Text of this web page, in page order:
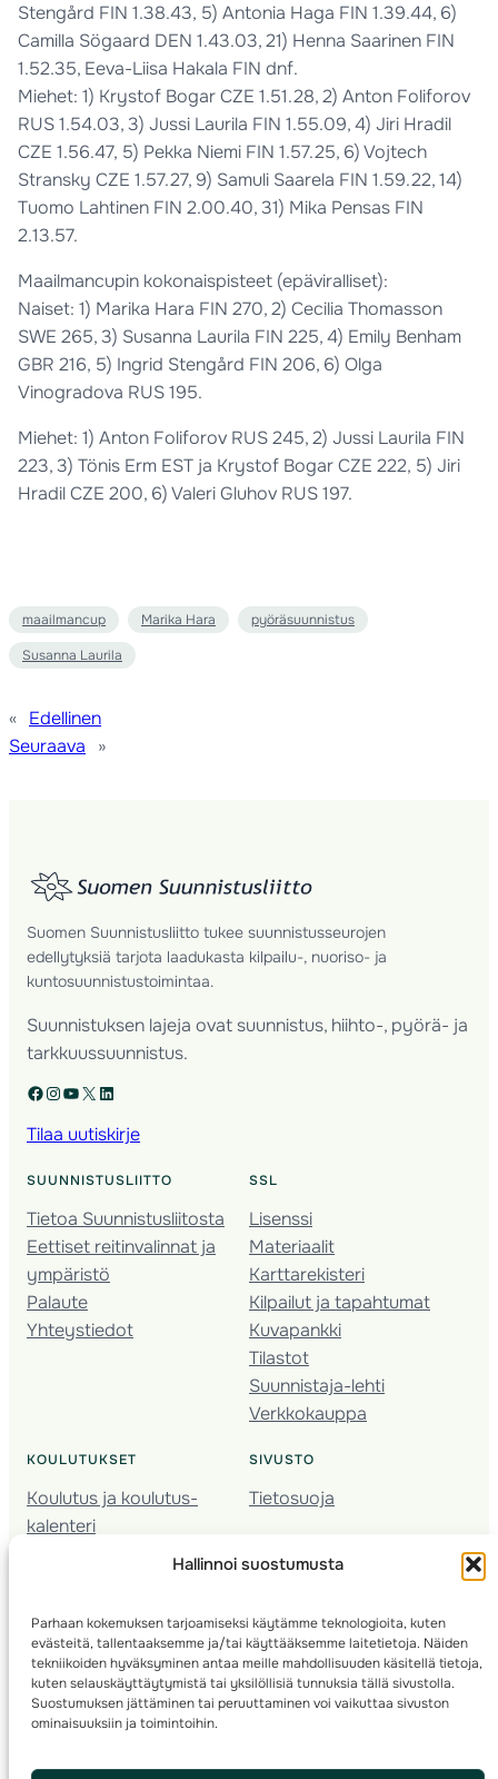
Hallinnoi suostumusta
Parhaan kokemuksen tarjoamiseksi käytämme teknologioita, kuten
evästeitä, tallentaaksemme ja/tai käyttääksemme laitetietoja. Näiden
tekniikoiden hyväksyminen antaa meille mahdollisuuden käsitellä tietoja,
kuten selauskäyttäytymistä tai yksilöllisiä tunnuksia tällä sivustolla.
Suostumuksen jättäminen tai peruuttaminen voi vaikuttaa sivuston
ominaisuuksiin ja toimintoihin.
Stengård FIN 1.38.43, 5) Antonia Haga FIN 1.39.44, 6)
Camilla Sögaard DEN 1.43.03, 21) Henna Saarinen FIN
1.52.35, Eeva-Liisa Hakala FIN dnf.
Miehet: 1) Krystof Bogar CZE 1.51.28, 2) Anton Foliforov
RUS 1.54.03, 3) Jussi Laurila FIN 1.55.09, 4) Jiri Hradil
CZE 1.56.47, 5) Pekka Niemi FIN 1.57.25, 6) Vojtech
Stransky CZE 1.57.27, 9) Samuli Saarela FIN 1.59.22, 14)
Tuomo Lahtinen FIN 2.00.40, 31) Mika Pensas FIN
2.13.57.
Maailmancupin kokonaispisteet (epäviralliset):
Naiset: 1) Marika Hara FIN 270, 2) Cecilia Thomasson
SWE 265, 3) Susanna Laurila FIN 225, 4) Emily Benham
GBR 216, 5) Ingrid Stengård FIN 206, 6) Olga
Vinogradova RUS 195.
Miehet: 1) Anton Foliforov RUS 245, 2) Jussi Laurila FIN
223, 3) Tönis Erm EST ja Krystof Bogar CZE 222, 5) Jiri
Hradil CZE 200, 6) Valeri Gluhov RUS 197.
maailmancup Marika Hara
pyöräsuunnistus
Susanna Laurila
« Edellinen
Seuraava
»
Suomen Suunnistusliitto tukee suunnistusseurojen
edellytyksiä tarjota laadukasta kilpailu-, nuoriso- ja
kuntosuunnistustoimintaa.
Suunnistuksen lajeja ovat suunnistus, hiihto-, pyörä- ja
tarkkuussuunnistus.
Facebook Instagram YouTube X LinkedIn
Tilaa uutiskirje
SUUNNISTUSLIITTO
Tietoa Suunnistusliitosta
Eettiset reitinvalinnat ja
ympäristö
Palaute
Yhteystiedot
SSL
Lisenssi
Materiaalit
Karttarekisteri
Kilpailut ja tapahtumat
Kuvapankki
Tilastot
Suunnistaja-lehti
Verkkokauppa
KOULUTUKSET
Koulutus ja koulutus­
kalenteri
Nuorison koulutukset
Kartoitus
Ratamestari
SIVUSTO
Tietosuoja
© 2025 ·Suomen Suunnistusliitto· Valimotie 10, 00380 Helsinki, Finland
info(a)suunnistusliitto.fi,Rastilipun asiat: rastilippu(a)suunnistusliitto.fi